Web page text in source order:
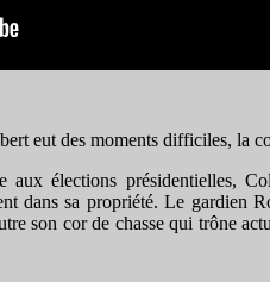
eut des moments difficiles, la
aux élections présidentielles,
dans sa propriété. Le
son cor de chasse qui trône